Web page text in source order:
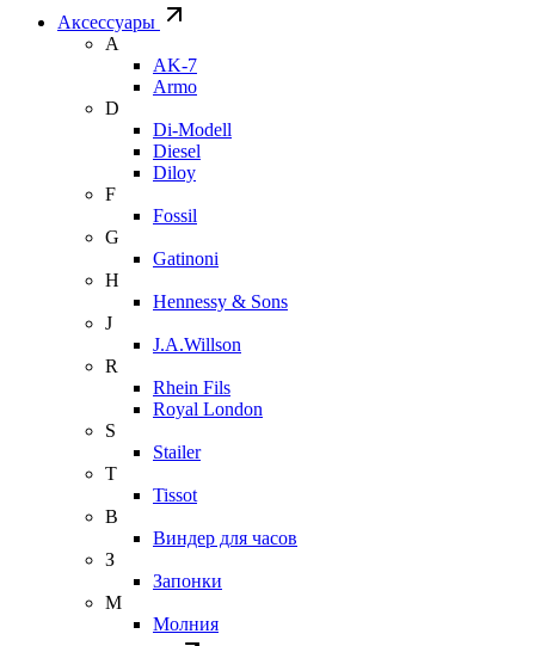
Аксессуары
A
AK-7
Armo
D
Di-Modell
Diesel
Diloy
F
Fossil
G
Gatinoni
H
Hennessy & Sons
J
J.A.Willson
R
Rhein Fils
Royal London
S
Stailer
T
Tissot
В
Виндер для часов
З
Запонки
М
Молния